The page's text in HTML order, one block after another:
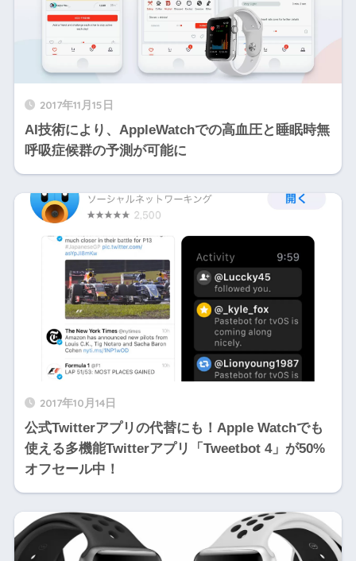
2017年11月15日
AI技術により、AppleWatchでの高血圧と睡眠時無
呼吸症候群の予測が可能に
2017年10月14日
公式Twitterアプリの代替にも！Apple Watchでも
使える多機能Twitterアプリ「Tweetbot 4」が50%
オフセール中！